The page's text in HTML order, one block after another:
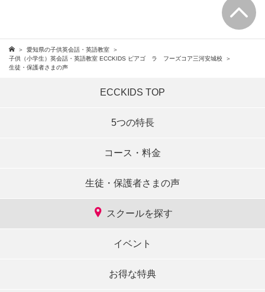
愛知県の子供英会話・英語教室
子供（小学生）英会話・英語教室 ECCKIDS ピアゴ ラ フーズコア三河安城校
生徒・保護者さまの声
ECCKIDS TOP
5つの特長
コース・料金
生徒・保護者さまの声
スクールを探す
イベント
お得な特典